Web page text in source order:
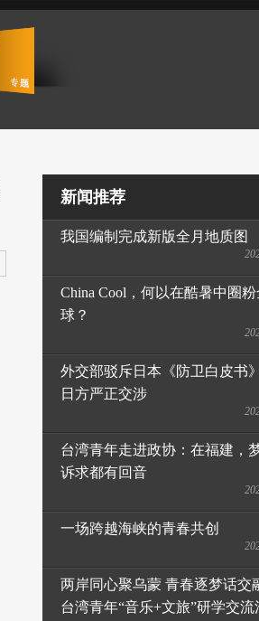
新闻推荐
我国编制完成新版全月地质图
China Cool，何以在酷暑中圈粉
球？
外交部驳斥日本《防卫白皮书
日方严正交涉
台湾青年走进政协：在福建，
诉求都有回音
一场跨越海峡的青春共创
两岸同心聚乌蒙 青春逐梦话
台湾青年“音乐+文旅”研学交流